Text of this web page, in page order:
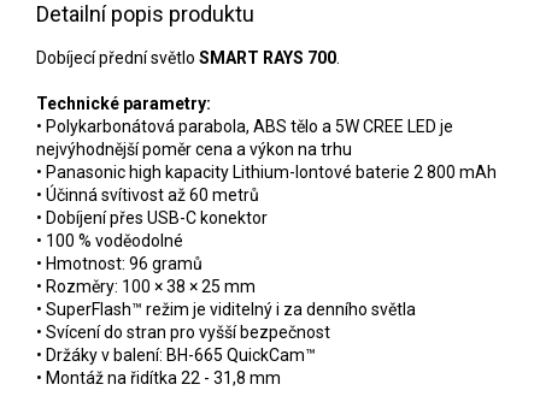
Detailní popis produktu
Dobíjecí přední světlo SMART RAYS 700
Technické parametry:
• Polykarbonátová parabola, ABS tělo a 5W CREE LED je
nejvýhodnější poměr cena a výkon na trhu
• Panasonic high kapacity Lithium-Iontové baterie 2 800 mAh
• Účinná svítivost až 60 metrů
• Dobíjení přes USB-C konektor
• 100 % voděodolné
• Hmotnost: 96 gramů
• Rozměry: 100 × 38 × 25 mm
• SuperFlash™ režim je viditelný i za denního světla
• Svícení do stran pro vyšší bezpečnost
• Držáky v balení: BH-665 QuickCam™
• Montáž na řidítka 22 - 31,8 mm